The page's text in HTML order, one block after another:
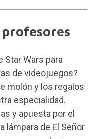
Star Wars para
de videojuegos?
molón y los regalos
especialidad.
y apuesta por el
lámpara de El Señor